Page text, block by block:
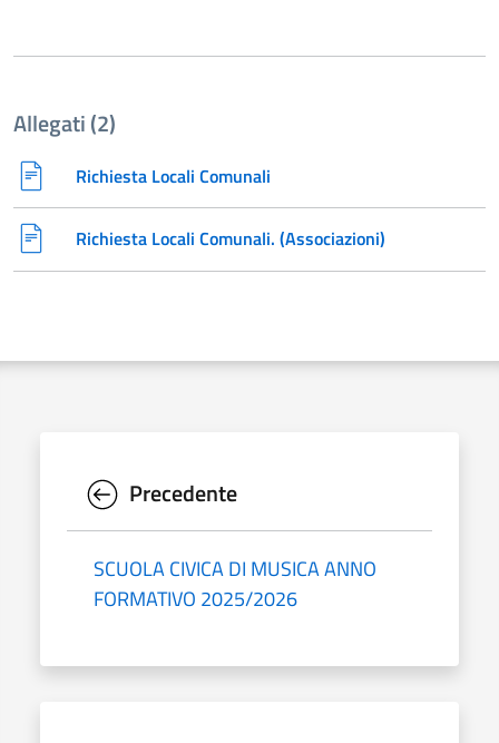
Allegati (2)
Richiesta Locali Comunali
Richiesta Locali Comunali. (Associazioni)
Precedente
SCUOLA CIVICA DI MUSICA ANNO
FORMATIVO 2025/2026